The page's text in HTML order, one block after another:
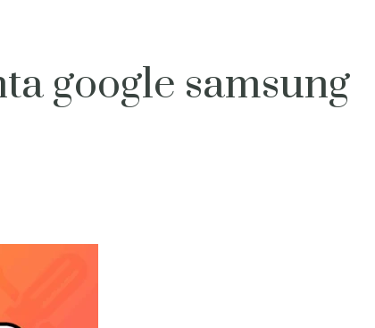
google samsung